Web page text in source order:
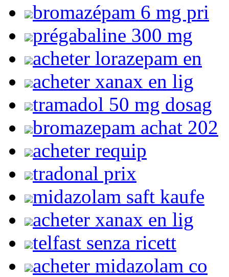
bromazépam 6 mg pri
prégabaline 300 mg
acheter lorazepam en
acheter xanax en lig
tramadol 50 mg dosag
bromazepam achat 202
acheter requip
tradonal prix
midazolam saft kaufe
acheter xanax en lig
telfast senza ricett
acheter midazolam co